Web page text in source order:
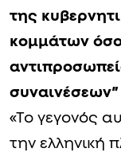
της
κομμάτων όσο
συναινέσεων”
«Το γεγονός
την ελληνική